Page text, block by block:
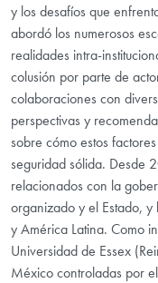
y los desafíos que
abordó los numerosos
realidades intra-
colusión por parte de
colaboraciones con
perspectivas y
sobre cómo estos
seguridad sólida. Desde
relacionados con la
organizado y el Estado,
y América Latina. Como
Universidad de Essex
México controladas por